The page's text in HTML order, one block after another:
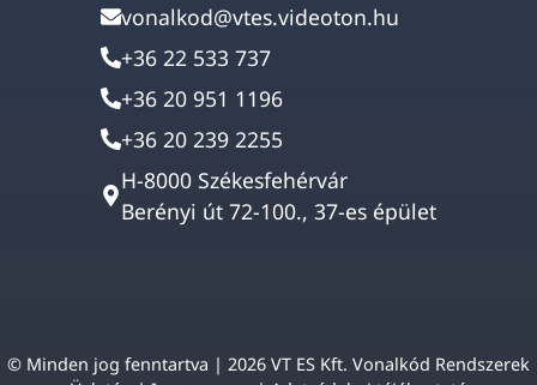
vonalkod@vtes.videoton.hu
+36 22 533 737
+36 20 951 1196
+36 20 239 2255
H-8000 Székesfehérvár
Berényi út 72-100., 37-es épület
© Minden jog fenntartva | 2026 VT ES Kft. Vonalkód Rendszerek